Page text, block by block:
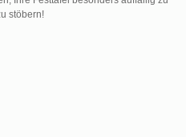
stöbern!